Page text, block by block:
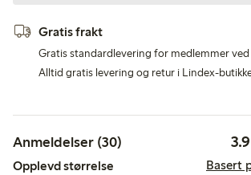
Gratis frakt
Gratis standardlevering for medlemmer ved
Alltid gratis levering og retur i Lindex-
Anmeldelser (30) 3.9
Opplevd størrelse Basert